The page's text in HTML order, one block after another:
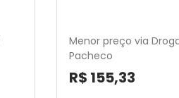
Menor preço via
Pacheco
R$ 155,33